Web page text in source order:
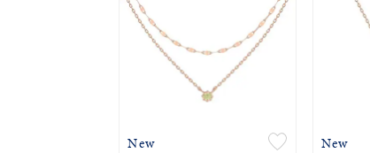
ジュエリーポーチ
ブライダルリングはこ
New New